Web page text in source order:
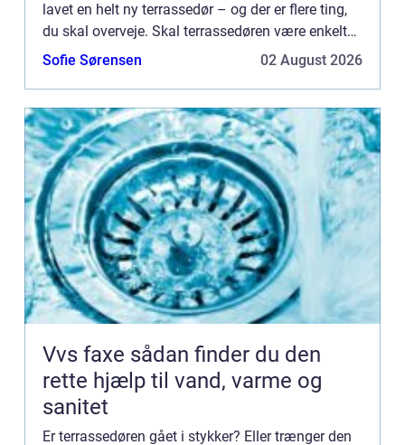
lavet en helt ny terrassedør – og der er flere ting,
du skal overveje. Skal terrassedøren være enkelt
eller dobbelt? Hvor mange glasfelter skal døren
Sofie Sørensen 02 August 2026
Vvs faxe sådan finder du den
rette hjælp til vand, varme og
sanitet
Er terrassedøren gået i stykker? Eller trænger den